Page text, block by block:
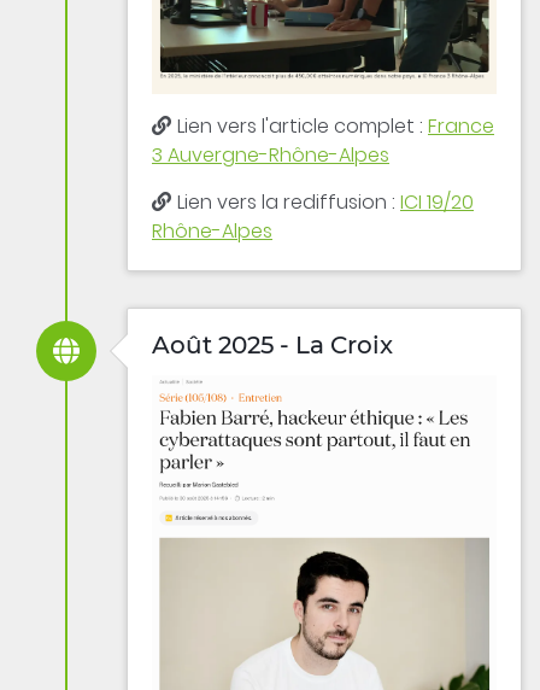
Lien vers l'article complet : France
3 Auvergne-Rhône-Alpes
Lien vers la rediffusion : ICI 19/20
Rhône-Alpes
Août 2025 - La Croix